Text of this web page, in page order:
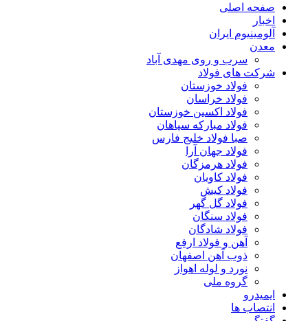
صفحه اصلی
اخبار
آلومینیوم ایران
معدن
سرب و روی مهدی آباد
شرکت های فولاد
فولاد خوزستان
فولاد خراسان
فولاد اکسین خوزستان
فولاد مبارکه سپاهان
صبا فولاد خلیج فارس
فولاد جهان آرا
فولاد هرمزگان
فولاد کاویان
فولاد کیش
فولاد گل گهر
فولاد سنگان
فولاد شادگان
آهن و فولاد ارفع
ذوب آهن اصفهان
نورد و لوله اهواز
گروه ملی
ایمیدرو
انتصاب ها